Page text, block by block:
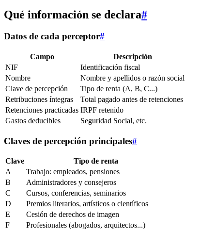
Qué información se declara#
Datos de cada perceptor#
Campo
Descripción
NIF
Identificación fiscal
Nombre
Nombre y apellidos o razón social
Clave de percepción
Tipo de renta (A, B, C...)
Retribuciones íntegras
Total pagado antes de retenciones
Retenciones practicadas IRPF retenido
Gastos deducibles
Seguridad Social, etc.
Claves de percepción principales#
Clave
Tipo de renta
A
Trabajo: empleados, pensiones
B
Administradores y consejeros
C
Cursos, conferencias, seminarios
D
Premios literarios, artísticos o científicos
E
Cesión de derechos de imagen
F
Profesionales (abogados, arquitectos...)